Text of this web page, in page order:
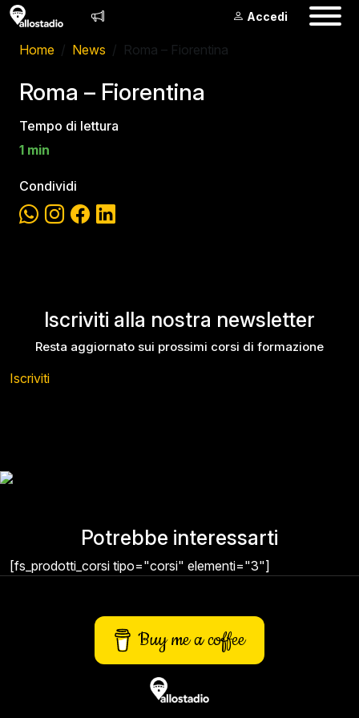
Accedi
Home News Roma – Fiorentina
Roma – Fiorentina
Tempo di lettura
1 min
Condividi
Iscriviti alla nostra newsletter
Resta aggiornato sui prossimi corsi di formazione
Iscriviti
Potrebbe interessarti
[fs_prodotti_corsi tipo="corsi" elementi="3"]
Buy me a coffee